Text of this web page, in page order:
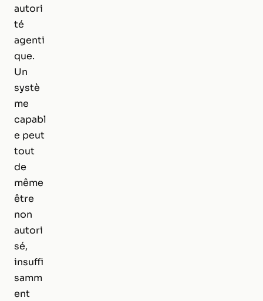
autori
té
agenti
que.
Un
systè
me
capabl
e peut
tout
de
même
être
non
autori
sé,
insuffi
samm
ent